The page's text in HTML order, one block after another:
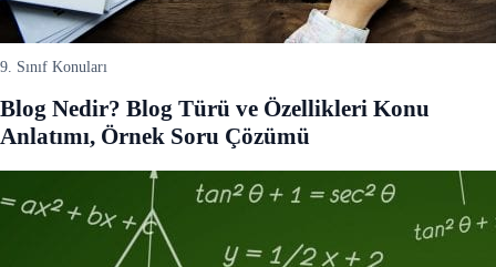
9. Sınıf Konuları
Blog Nedir? Blog Türü ve Özellikleri Konu
Anlatımı, Örnek Soru Çözümü